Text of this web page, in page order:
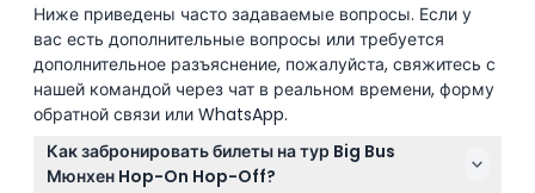
Ниже приведены часто задаваемые вопросы. Если у
вас есть дополнительные вопросы или требуется
дополнительное разъяснение, пожалуйста, свяжитесь с
нашей командой через чат в реальном времени, форму
обратной связи или WhatsApp.
Как забронировать билеты на тур Big Bus
Мюнхен Hop-On Hop-Off?